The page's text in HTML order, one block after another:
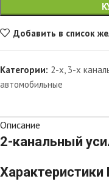
Добавить в список
Категории: 2-х, 3-х
автомобильные
Описание
2-канальный
Характеристики